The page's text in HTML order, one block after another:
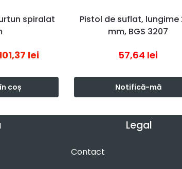
spiralat
lei
coș
Pistol de suflat, lungime
mm, BGS 3207
57,64 lei
Notifică-mă
Legal
Contact